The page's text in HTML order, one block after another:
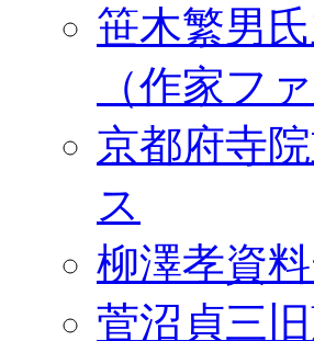
笹木繁男
（作家フ
京都府寺
ス
柳澤孝資
菅沼貞三